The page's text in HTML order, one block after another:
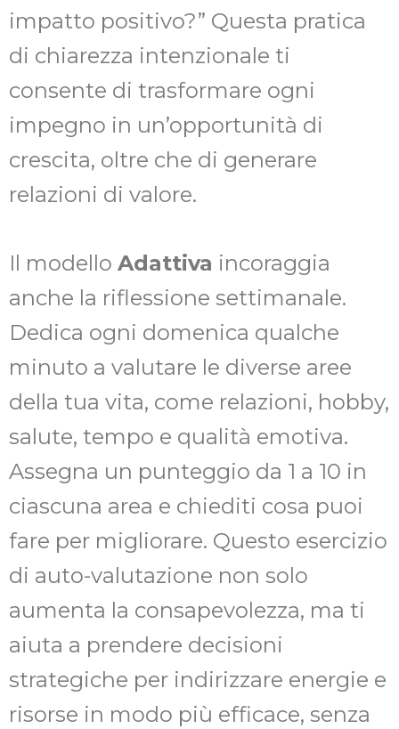
impatto positivo?” Questa pratica
di chiarezza intenzionale ti
consente di trasformare ogni
impegno in un’opportunità di
crescita, oltre che di generare
relazioni di valore.
Il modello Adattiva incoraggia
anche la riflessione settimanale.
Dedica ogni domenica qualche
minuto a valutare le diverse aree
della tua vita, come relazioni, hobby,
salute, tempo e qualità emotiva.
Assegna un punteggio da 1 a 10 in
ciascuna area e chiediti cosa puoi
fare per migliorare. Questo esercizio
di auto-valutazione non solo
aumenta la consapevolezza, ma ti
aiuta a prendere decisioni
strategiche per indirizzare energie e
risorse in modo più efficace, senza